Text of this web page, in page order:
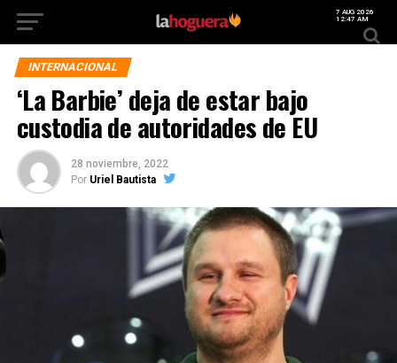
7 AUG 2026
12:47 AM
INTERNACIONAL
‘La Barbie’ deja de estar bajo
custodia de autoridades de EU
28 noviembre, 2022
Por Uriel Bautista